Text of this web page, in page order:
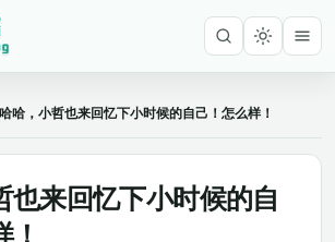
哈哈，小哲也来回忆下小时候的自己！怎么样！
也来回忆下小时候的自